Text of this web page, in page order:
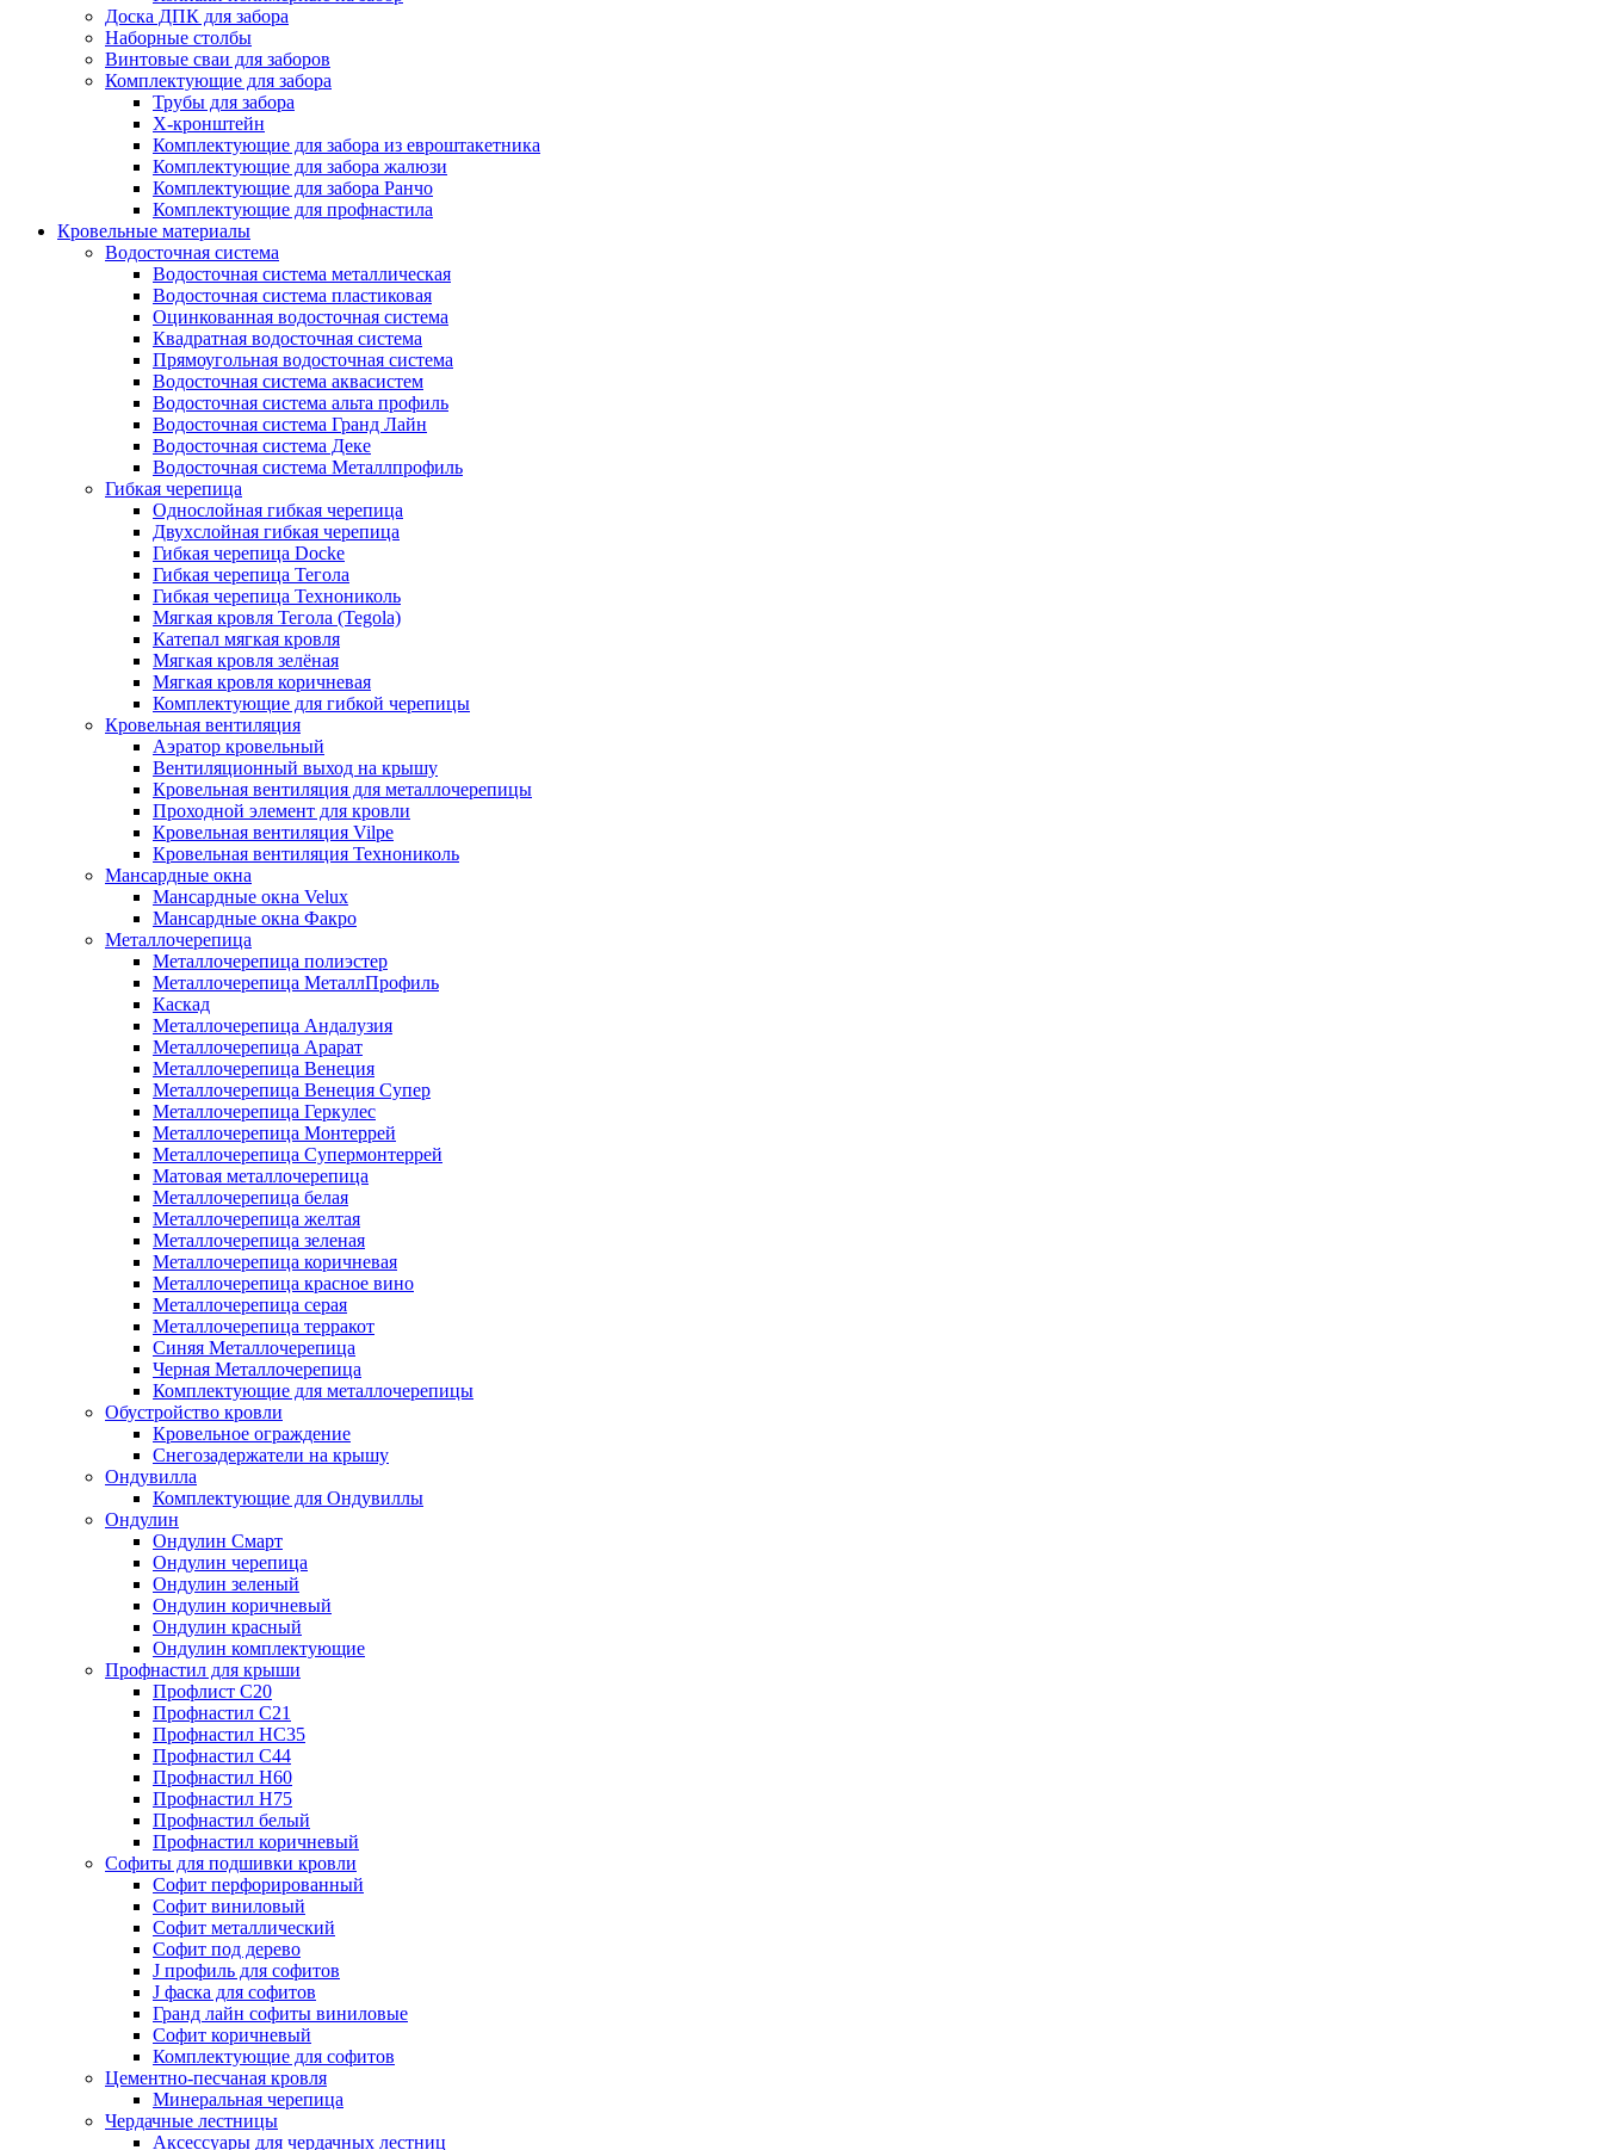
Доска ДПК для забора
Наборные столбы
Винтовые сваи для заборов
Комплектующие для забора
Трубы для забора
Х-кронштейн
Комплектующие для забора из евроштакетника
Комплектующие для забора жалюзи
Комплектующие для забора Ранчо
Комплектующие для профнастила
Кровельные материалы
Водосточная система
Водосточная система металлическая
Водосточная система пластиковая
Оцинкованная водосточная система
Квадратная водосточная система
Прямоугольная водосточная система
Водосточная система аквасистем
Водосточная система альта профиль
Водосточная система Гранд Лайн
Водосточная система Деке
Водосточная система Металлпрофиль
Гибкая черепица
Однослойная гибкая черепица
Двухслойная гибкая черепица
Гибкая черепица Docke
Гибкая черепица Тегола
Гибкая черепица Технониколь
Мягкая кровля Тегола (Tegola)
Катепал мягкая кровля
Мягкая кровля зелёная
Мягкая кровля коричневая
Комплектующие для гибкой черепицы
Кровельная вентиляция
Аэратор кровельный
Вентиляционный выход на крышу
Кровельная вентиляция для металлочерепицы
Проходной элемент для кровли
Кровельная вентиляция Vilpe
Кровельная вентиляция Технониколь
Мансардные окна
Мансардные окна Velux
Мансардные окна Факро
Металлочерепица
Металлочерепица полиэстер
Металлочерепица МеталлПрофиль
Каскад
Металлочерепица Андалузия
Металлочерепица Арарат
Металлочерепица Венеция
Металлочерепица Венеция Супер
Металлочерепица Геркулес
Металлочерепица Монтеррей
Металлочерепица Супермонтеррей
Матовая металлочерепица
Металлочерепица белая
Металлочерепица желтая
Металлочерепица зеленая
Металлочерепица коричневая
Металлочерепица красное вино
Металлочерепица серая
Металлочерепица терракот
Синяя Металлочерепица
Черная Металлочерепица
Комплектующие для металлочерепицы
Обустройство кровли
Кровельное ограждение
Снегозадержатели на крышу
Ондувилла
Комплектующие для Ондувиллы
Ондулин
Ондулин Смарт
Ондулин черепица
Ондулин зеленый
Ондулин коричневый
Ондулин красный
Ондулин комплектующие
Профнастил для крыши
Профлист С20
Профнастил С21
Профнастил НС35
Профнастил С44
Профнастил Н60
Профнастил Н75
Профнастил белый
Профнастил коричневый
Софиты для подшивки кровли
Cофит перфорированный
Софит виниловый
Софит металлический
Софит под дерево
J профиль для софитов
J фаска для софитов
Гранд лайн софиты виниловые
Софит коричневый
Комплектующие для софитов
Цементно-песчаная кровля
Минеральная черепица
Чердачные лестницы
Аксессуары для чердачных лестниц